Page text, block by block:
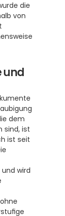
die
von
und
dem
sind, ist
ist seit